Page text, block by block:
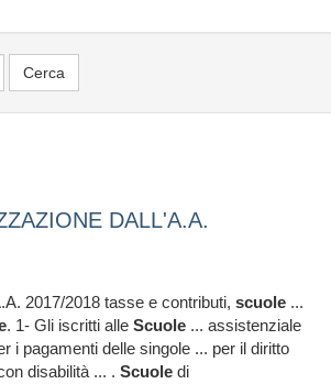
DALL'A.A.
2017/2018 tasse e contributi, scuole ...
. 1- Gli iscritti alle Scuole ... assistenziale
i pagamenti delle singole ... per il diritto
disabilità ... . Scuole di